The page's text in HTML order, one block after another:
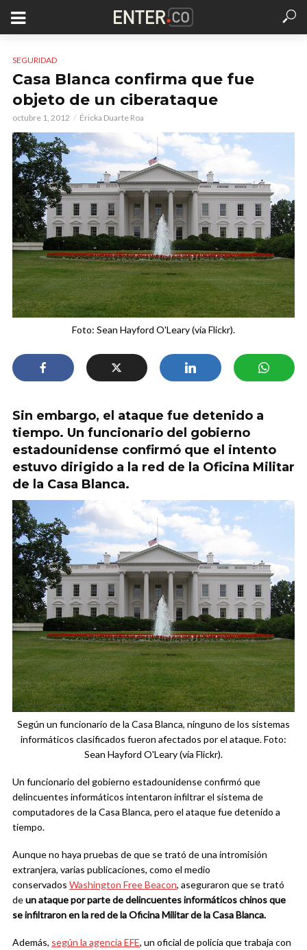
SEGURIDAD
Casa Blanca confirma que fue
objeto de un ciberataque
octubre 1, 2012 Éricka Duarte Roa
Foto: Sean Hayford O'Leary (vía Flickr).
Sin embargo, el ataque fue detenido a
tiempo. Un funcionario del gobierno
estadounidense confirmó que el intento
estuvo dirigido a la red de la Oficina Militar
de la Casa Blanca.
Según un funcionario de la Casa Blanca, ninguno de los sistemas
informáticos clasificados fueron afectados por el ataque. Foto:
Sean Hayford O'Leary (vía Flickr).
Un funcionario del gobierno estadounidense confirmó que
delincuentes informáticos intentaron infiltrar el sistema de
computadores de la Casa Blanca, pero el ataque fue detenido a
tiempo.
Aunque no haya pruebas de que se trató de una intromisión
extranjera, varias publicaciones, como el medio
conservados Washington Free Beacon, aseguraron que se trató
deun ataque por parte de delincuentes informáticos chinos que
se infiltraron en la red de la Oficina Militar de la Casa Blanca.
Además, según la agencia EFE, un oficial de policía que trabaja con